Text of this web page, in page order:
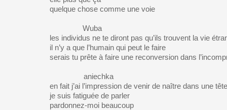
quelque chose comme une voie
Wuba
les individus ne te diront pas qu’ils trouvent la vie
il n’y a que l’humain qui peut le faire
serais tu prête à faire une reconversion dans
aniechka
en fait j’ai l’impression de venir de naître dans une
je suis fatiguée de parler
pardonnez-moi beaucoup